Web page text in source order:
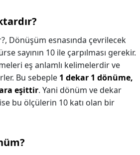
Dönüşüm esnasında çevrilecek
sayının 10 ile çarpılması gerekir.
eş anlamlı kelimelerdir ve
Bu sebeple 1 dekar 1 dönüme,
eşittir. Yani dönüm ve dekar
bu ölçülerin 10 katı olan bir